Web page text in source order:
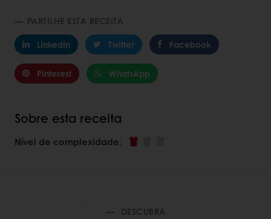
PARTILHE ESTA RECEITA
LinkedIn
Twitter Facebook
Pinterest WhatsApp
Sobre esta receita
Nível de complexidade:
DESCUBRA